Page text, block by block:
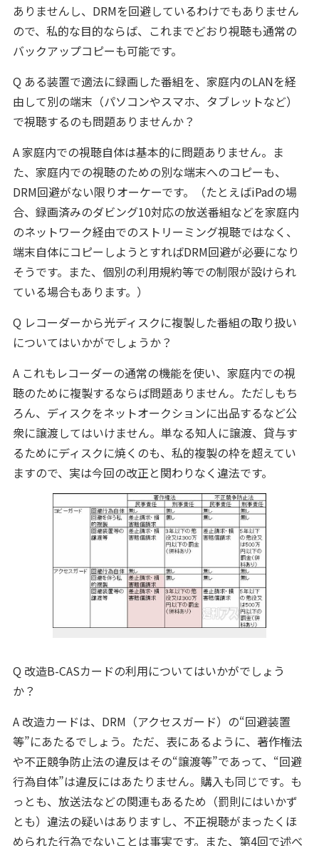
ありませんし、DRMを回避しているわけでもありません
ので、私的な目的ならば、これまでどおり視聴も通常の
バックアップコピーも可能です。
Q ある装置で適法に録画した番組を、家庭内のLANを経
由して別の端末（パソコンやスマホ、タブレットなど）
で視聴するのも問題ありませんか？
A 家庭内での視聴自体は基本的に問題ありません。ま
た、家庭内での視聴のための別な端末へのコピーも、
DRM回避がない限りオーケーです。（たとえばiPadの場
合、録画済みのダビング10対応の放送番組などを家庭内
のネットワーク経由でのストリーミング視聴ではなく、
端末自体にコピーしようとすればDRM回避が必要になり
そうです。また、個別の利用規約等での制限が設けられ
ている場合もあります。）
Q レコーダーから光ディスクに複製した番組の取り扱い
についてはいかがでしょうか？
A これもレコーダーの通常の機能を使い、家庭内での視
聴のために複製するならば問題ありません。ただしもち
ろん、ディスクをネットオークションに出品するなど公
衆に譲渡してはいけません。単なる知人に譲渡、貸与す
るためにディスクに焼くのも、私的複製の枠を超えてい
ますので、実は今回の改正と関わりなく違法です。
Q 改造B-CASカードの利用についてはいかがでしょう
か？
A 改造カードは、DRM（アクセスガード）の“回避装置
等”にあたるでしょう。ただ、表にあるように、著作権法
や不正競争防止法の違反はその“譲渡等”であって、“回避
行為自体”は違反にはあたりません。購入も同じです。も
っとも、放送法などの関連もあるため（罰則にはいかず
とも）違法の疑いはありますし、不正視聴がまったくほ
められた行為でないことは事実です。また、第4回で述べ